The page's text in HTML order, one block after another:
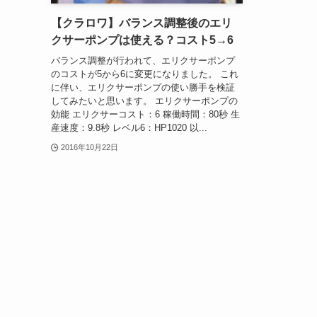
【クラロワ】バランス調整後のエリ
クサーポンプは使える？コスト5→6
バランス調整が行われて、エリクサーポンプ
のコストが5から6に変更になりました。 これ
に伴い、エリクサーポンプの使い勝手を検証
してみたいと思います。 エリクサーポンプの
効能 エリクサーコスト：6 稼働時間：80秒 生
産速度：9.8秒 レベル6：HP1020 以...
2016年10月22日